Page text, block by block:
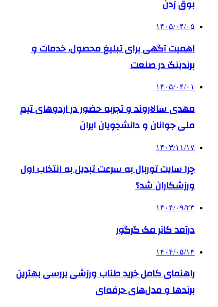
بوق زدن
۱۴۰۵/۰۴/۰۵
اهمیت آگهی برای تبلیغ محصول، خدمات و
برندینگ در صنعت
۱۴۰۵/۰۴/۰۱
مهدی سالاروند و تجربه حضور در اردوهای تیم
ملی جوانان و دانشجویان ایران
۱۴۰۳/۱۱/۱۷
چرا سایت توربال به ‌سرعت تبدیل به انتخاب اول
ورزشکاران شد؟
۱۴۰۴/۰۹/۲۳
درآمد کانر مک گرگور
۱۴۰۴/۰۵/۱۴
راهنمای کامل خرید طناب ورزشی بررسی بهترین
برندها و مدل‌های حرفه‌ای